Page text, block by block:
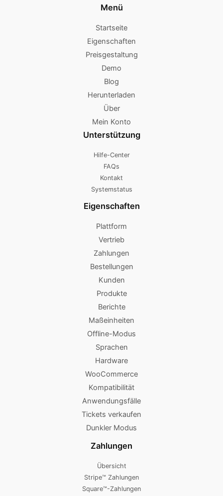
Menü
Startseite
Eigenschaften
Preisgestaltung
Demo
Blog
Herunterladen
Über
Mein Konto
Unterstützung
Hilfe-Center
FAQs
Kontakt
Systemstatus
Eigenschaften
Plattform
Vertrieb
Zahlungen
Bestellungen
Kunden
Produkte
Berichte
Maßeinheiten
Offline-Modus
Sprachen
Hardware
WooCommerce
Kompatibilität
Anwendungsfälle
Tickets verkaufen
Dunkler Modus
Zahlungen
Übersicht
Stripe™ Zahlungen
Square™-Zahlungen